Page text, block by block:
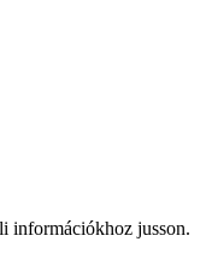
információkhoz jusson.